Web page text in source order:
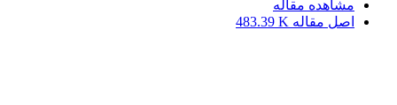
مشاهده مقاله
اصل مقاله 483.39 K